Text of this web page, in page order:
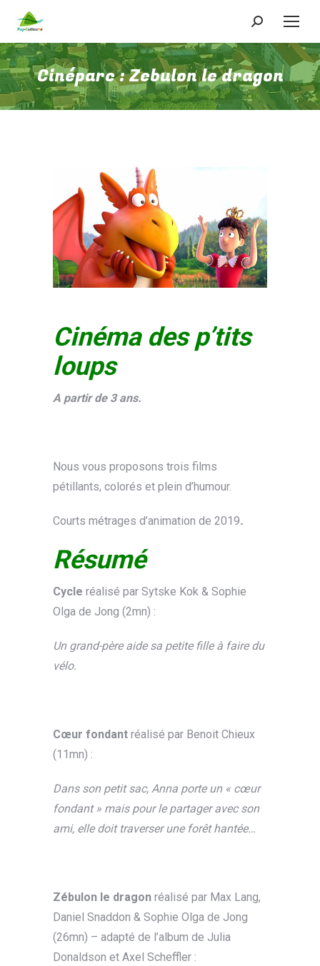
Recherche
:
Cinéparc : Zebulon le dragon
Cinéma des p’tits
loups
A partir de 3 ans.
Nous vous proposons trois films
pétillants, colorés et plein d’humour.
Courts métrages d’animation de 2019.
Résumé
Cycle réalisé par Sytske Kok & Sophie
Olga de Jong (2mn) :
Un grand-père aide sa petite fille à faire du
vélo.
Cœur fondant réalisé par Benoit Chieux
(11mn) :
Dans son petit sac, Anna porte un « cœur
fondant » mais pour le partager avec son
ami, elle doit traverser une forêt hantée…
Zébulon le dragon réalisé par Max Lang,
Daniel Snaddon & Sophie Olga de Jong
(26mn) – adapté de l’album de Julia
Donaldson et Axel Scheffler :